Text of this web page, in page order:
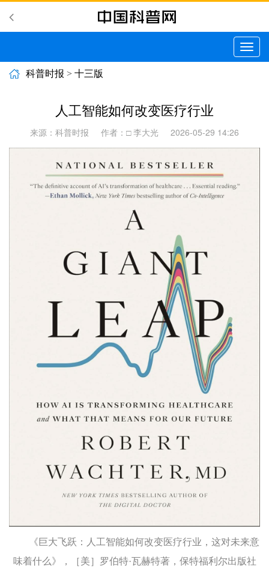
切
换
科普时报 > 十三版
人工智能如何改变医疗行业
来源：科普时报 作者：□ 李大光 2026-05-29 14:26
《巨大飞跃：人工智能如何改变医疗行业，这对未来意
味着什么》，［美］罗伯特·瓦赫特著，保特福利尔出版社